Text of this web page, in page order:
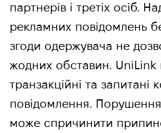
партнерів і третіх осіб.
рекламних повідомлень
згоди одержувача не
жодних обставин.
транзакційні та запитані
повідомлення. Порушення
може спричинити